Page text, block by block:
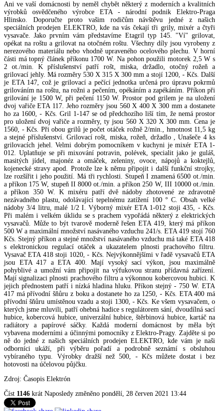
Ani ve vaší domácnosti by neměl chybět některý z moderních a kvalitních
výrobků osvědčeného výrobce ETA - národní podnik Elektro-Praga
Hlinsko. Doporučte proto vašim rodičům návštěvu jedné z našich
speciálních prodejen ELEKTRO, kde na vás čekají tři grily, mixér a čtyři
vysavače. Jako prvním vám představíme Etagril typ 145. "Ví" grilovat,
opékat na roštu a grilovat na otočném roštu. Všechny díly jsou vyrobeny z
nerezového materiálu nebo vhodně upraveného ocelového plechu. V horní
části má topný článek příkonu 1700 W. Na pohon použili motorek 2,5 W s
2 ot./min. K příslušenství patří rošt, miska, držadlo, otočný rožeň a
grilovací jehly. Má rozměry 530 X 315 X 300 mm a stojí 1200, - Kčs. Další
je ETA 147, což je grilovací a pečící jednotka určená pro úpravu pokrmů
grilováním na roštu, na rožni a pečením, opékáním a zapékáním. Příkon při
grilování je 1500 W, při pečení 1150 W. Prostor pod grilem je na uložení
dvoj vařiče ETA 117. Jeho rozměry jsou 560 X 400 X 300 mm a dostanete
ho za 1600, - Kčs. Gril 1-147 se od předchozího liší tím, že nemá prostor
pro uložení dvoj vařiče a rozměry, ty jsou 560 X 320 X 300 mm. Cena je
1560, - Kčs. Při obou grilů je počet otáček rožně 2/min., hmotnost 11,5 kg
a stejné příslušenství. Grilovací rošt, miska, rožeň, držadlo , Unašeče 4 ks
grilovacích jehel. Velmi dobrým pomocníkem v kuchyni je mixér ETA 1-
012. Uplatňuje se při mixování potravin, polévek, specialit jako je guláš,
masitých jídel, majonéz a omáček, zeleniny, ovoce, nápojů a koktejlů,
kojenecké stravy apod. Protože lze k němu připojit i další funkční strojky,
lze rozšířit i jeho použití. Má tři rychlosti. Stupeň I znamená 6500 ot./min.
a příkon 175 W, stupeň II 8000 ot./min. a příkon 250 W, III 10000 ot./min.
a příkon 350 W. K mixéru patří dvě nádoby zhotovené ze zdravotně
nezávadného plastu, odolávající tepelnému zatížení 100 ° C. Obsah velké
nádoby 3/4 litru, malé 1/2 I. Výborný mixér ETA 1-012 stoji 435, - Kčs.
Při malém i velkém úklidu se s prachem vypořádá některý z elektrických
vysavačů. Může to být tvarově moderně řešen ETA 419, který má příkon
500 W a maximální množství nasávaného vzduchu 241/s. ETA 419 stojí 760
Kčs. Stejný příkon a stejné množství nasávaného vzduchu má také ETA 418
s elektronickou regulací otáček a ukazatelem plnosti prachového filtru.
Vysavač ETA 418 stoji 1020, - Kčs. Nejvýkonnějšími v řadě vysavačů ETA
jsou ETA 417 a ETA 400. Mají vysoký sací výkon, jsou maximálně
pohyblivé a umožní vám připojit na výfukovou stranu přídavná zařízení.
Mají signalizaci plnosti prachového filtru a výkonnou kobercovou hubici. K
jejich přednostem patří i nízká hladina hluku. Příkon stejný - 750 W. ETA
417 má přívodní šňůru z boku a dostanete ho za 1250, - Kčs. ETA 400 má
přívodní šňůru umístěnou vzadu a stoji 1300, - Kčs. Ke všem vysavačem, o
kterých jsme mluvili, patří ohebná hadice s regulátorem sání, dvoudílná sací
hubice, kobercová hubice, univerzální hubice, štěrbinová hubice, kartáč na
radiátory a papírové sáčky. Každá moderní domácnost by měla být
vybavena moderními a účinnými pomocníky z Elektro-Pragy. Zajděte si po
ně do jedné z našich speciálních prodejen ELEKTRO, kde vám je naši
odborníci ukáží, při výběru pořadí a podrobně seznámí s obsluhou
vybíraného typu. Výrobky dražší než 500, - Kčs můžete dostat i bez
hotovosti na účelovou půjčku.
Zdroj: Časopis Elektrón
Číst 1146 krát Naposledy změněno pondělí, 28 červen 2021 13:44